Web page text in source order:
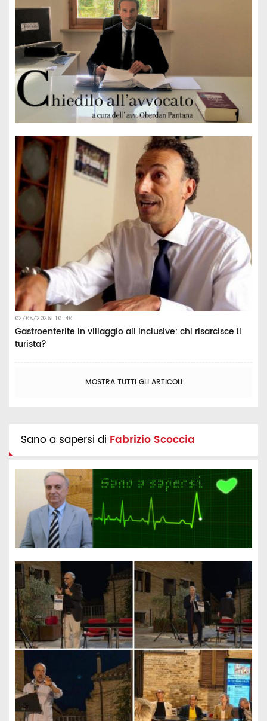
02/08/2026 10:40
Gastroenterite in villaggio all inclusive: chi risarcisce il
turista?
MOSTRA TUTTI GLI ARTICOLI
Sano a sapersi di Fabrizio Scoccia